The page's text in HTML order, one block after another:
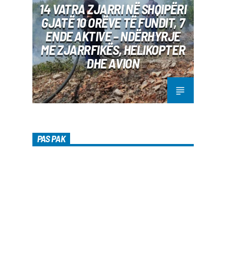
14 VATRA ZJARRI NË SHQIPËRI
GJATË 10 ORËVE TË FUNDIT, 7
ENDE AKTIVE – NDËRHYRJE
ME ZJARRFIKËS, HELIKOPTER
DHE AVION
PAS PAK